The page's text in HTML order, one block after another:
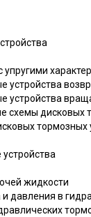
упругими
устройства
схемы дисковых
тормозных
жидкости
давления в